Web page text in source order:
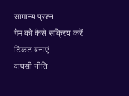
सामान्य प्रश्न
गेम को कैसे सक्रिय करें
टिकट बनाएं
वापसी नीति